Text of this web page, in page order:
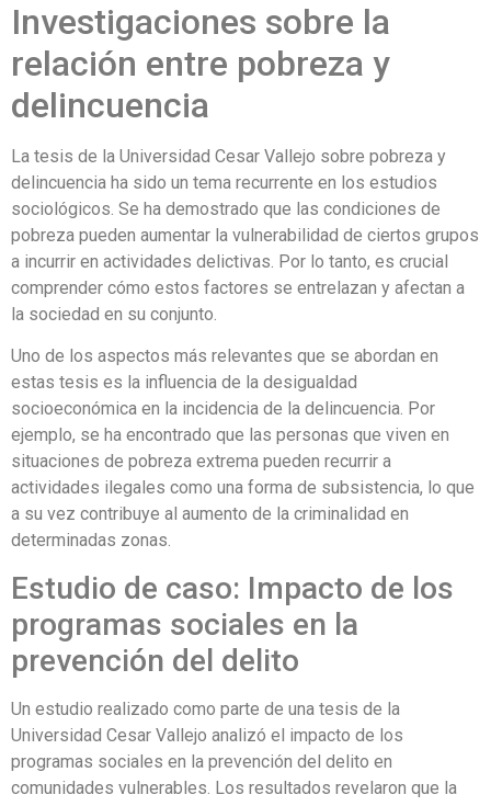
Investigaciones sobre la
relación entre pobreza y
delincuencia
La tesis de la Universidad Cesar Vallejo sobre pobreza y
delincuencia ha sido un tema recurrente en los estudios
sociológicos. Se ha demostrado que las condiciones de
pobreza pueden aumentar la vulnerabilidad de ciertos grupos
a incurrir en actividades delictivas. Por lo tanto, es crucial
comprender cómo estos factores se entrelazan y afectan a
la sociedad en su conjunto.
Uno de los aspectos más relevantes que se abordan en
estas tesis es la influencia de la desigualdad
socioeconómica en la incidencia de la delincuencia. Por
ejemplo, se ha encontrado que las personas que viven en
situaciones de pobreza extrema pueden recurrir a
actividades ilegales como una forma de subsistencia, lo que
a su vez contribuye al aumento de la criminalidad en
determinadas zonas.
Estudio de caso: Impacto de los
programas sociales en la
prevención del delito
Un estudio realizado como parte de una tesis de la
Universidad Cesar Vallejo analizó el impacto de los
programas sociales en la prevención del delito en
comunidades vulnerables. Los resultados revelaron que la